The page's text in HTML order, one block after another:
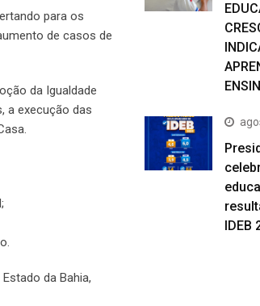
para os
de casos de
da Igualdade
a execução das
da Bahia,
IDEB